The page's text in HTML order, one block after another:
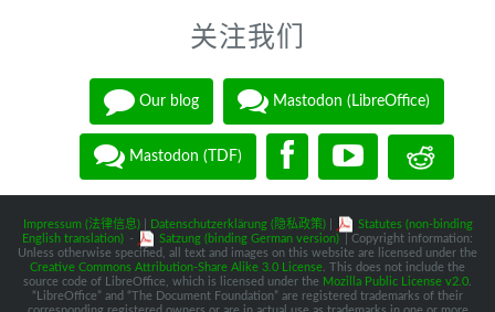
关注我们
Our blog Mastodon (LibreOffice)
Mastodon (TDF)
Impressum (法律信息)| Datenschutzerklärung (隐私政策)|
Statutes (non-binding
English translation) - Satzung (binding German version)
| Copyright information:
Unless otherwise specified, all text and images on this website are licensed under the
Creative Commons Attribution-Share Alike 3.0 License . This does not include the
source code of LibreOffice, which is licensed under the Mozilla Public License v2.0
“LibreOffice” and “The Document Foundation” are registered trademarks of their